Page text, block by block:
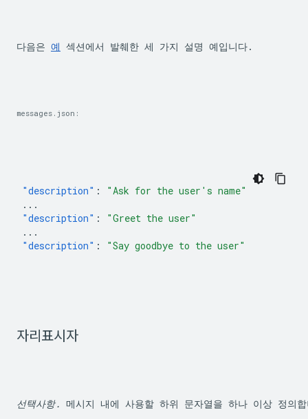
다음은 예 섹션에서 발췌한 세 가지 설명 예입니다.
messages.json:
"description" :
"Ask for the user's name"
...
"description" :
"Greet the user"
...
"description" : "Say goodbye to the user"
자리표시자
선택사항. 메시지 내에 사용할 하위 문자열을 하나 이상 정의